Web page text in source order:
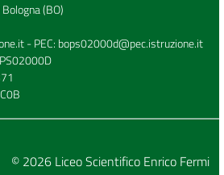
(BO)
- PEC: bops02000d@pec.istruzione.it
© 2026 Liceo Scientifico Enrico Fermi